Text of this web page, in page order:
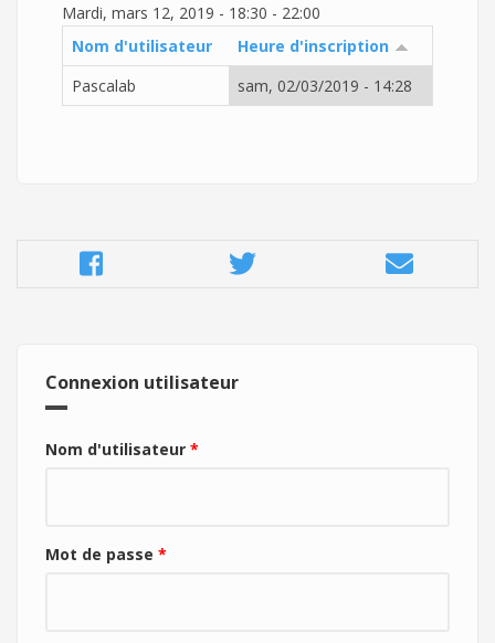
Mardi, mars 12, 2019 - 18:30 - 22:00
Nom d'utilisateur
Heure d'inscription
Pascalab
sam, 02/03/2019 - 14:28
Connexion utilisateur
Nom d'utilisateur *
Mot de passe *